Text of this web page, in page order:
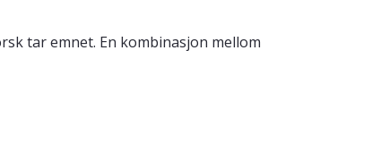
tar emnet. En kombinasjon mellom